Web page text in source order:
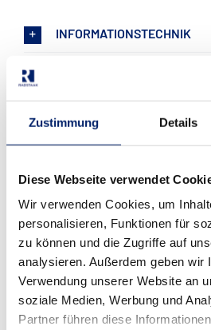
Zustimmung Details
Diese Webseite verwendet
Wir verwenden Cookies, um
personalisieren, Funktionen für
zu können und die Zugriffe auf
analysieren. Außerdem geben wir
Verwendung unserer Website an
soziale Medien, Werbung und
Partner führen diese
INFORMATIONSTECHNIK
MEDIZINTECHNIK
Weiterhin bieten wir
telefonische Rundum-
Service und einen
unserem Motto:Geht nicht,
währt am längsten.